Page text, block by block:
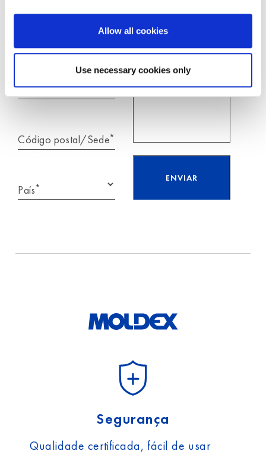
Allow all cookies
Use necessary cookies only
Telefone
Código postal/Sede*
País*
Moldex
Segurança
Qualidade certificada, fácil de usar